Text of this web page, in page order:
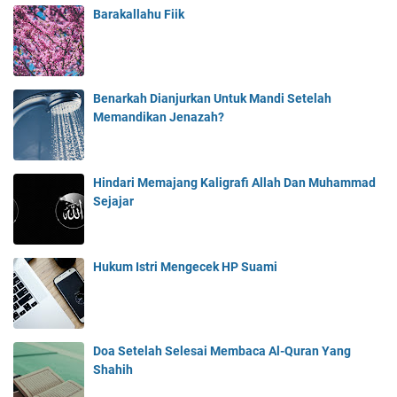
Barakallahu Fiik
Benarkah Dianjurkan Untuk Mandi Setelah
Memandikan Jenazah?
Hindari Memajang Kaligrafi Allah Dan Muhammad
Sejajar
Hukum Istri Mengecek HP Suami
Doa Setelah Selesai Membaca Al-Quran Yang
Shahih